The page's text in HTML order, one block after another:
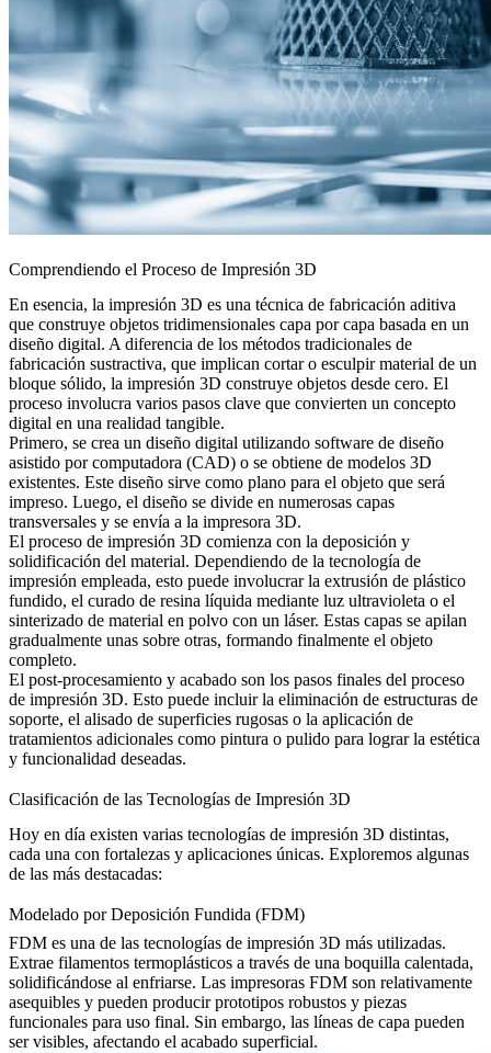
Comprendiendo el Proceso de Impresión 3D
En esencia, la impresión 3D es una técnica de fabricación aditiva
que construye objetos tridimensionales capa por capa basada en un
diseño digital. A diferencia de los métodos tradicionales de
fabricación sustractiva, que implican cortar o esculpir material de un
bloque sólido, la impresión 3D construye objetos desde cero. El
proceso involucra varios pasos clave que convierten un concepto
digital en una realidad tangible.
Primero, se crea un diseño digital utilizando software de diseño
asistido por computadora (CAD) o se obtiene de modelos 3D
existentes. Este diseño sirve como plano para el objeto que será
impreso. Luego, el diseño se divide en numerosas capas
transversales y se envía a la impresora 3D.
El proceso de impresión 3D comienza con la deposición y
solidificación del material. Dependiendo de la tecnología de
impresión empleada, esto puede involucrar la extrusión de plástico
fundido, el curado de resina líquida mediante luz ultravioleta o el
sinterizado de material en polvo con un láser. Estas capas se apilan
gradualmente unas sobre otras, formando finalmente el objeto
completo.
El post-procesamiento y acabado son los pasos finales del proceso
de impresión 3D. Esto puede incluir la eliminación de estructuras de
soporte, el alisado de superficies rugosas o la aplicación de
tratamientos adicionales como pintura o pulido para lograr la estética
y funcionalidad deseadas.
Clasificación de las Tecnologías de Impresión 3D
Hoy en día existen varias tecnologías de impresión 3D distintas,
cada una con fortalezas y aplicaciones únicas. Exploremos algunas
de las más destacadas:
Modelado por Deposición Fundida (FDM)
FDM es una de las tecnologías de impresión 3D más utilizadas.
Extrae filamentos termoplásticos a través de una boquilla calentada,
solidificándose al enfriarse. Las impresoras FDM son relativamente
asequibles y pueden producir prototipos robustos y piezas
funcionales para uso final. Sin embargo, las líneas de capa pueden
ser visibles, afectando el acabado superficial.